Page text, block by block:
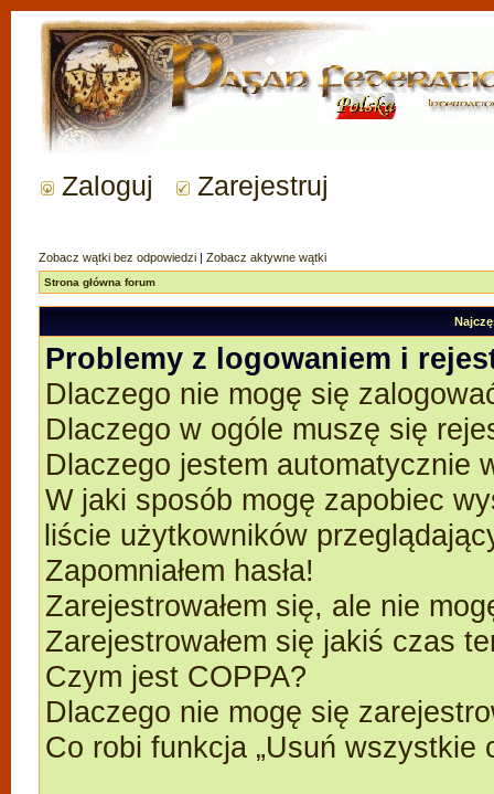
Zaloguj Zarejestruj
Zobacz wątki bez odpowiedzi | Zobacz aktywne wątki
Strona główna forum
Problemy z logowaniem i
Dlaczego nie mogę się
Dlaczego w ogóle muszę się
Dlaczego jestem automatycznie
W jaki sposób mogę zapobiec
liście użytkowników
Zapomniałem hasła!
Zarejestrowałem się, ale nie
Zarejestrowałem się jakiś czas
Czym jest COPPA?
Dlaczego nie mogę się
Co robi funkcja „Usuń wszystkie